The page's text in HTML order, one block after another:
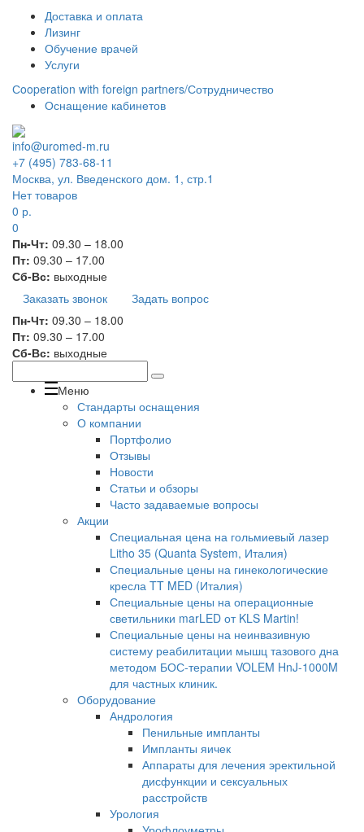
Доставка и оплата
Лизинг
Обучение врачей
Услуги
Сooperation with foreign partners/Сотрудничество
Оснащение кабинетов
info@uromed-m.ru
+7 (495) 783-68-11
Москва, ул. Введенского дом. 1, стр.1
Нет товаров
0 р.
0
Пн-Чт: 09.30 – 18.00
Пт: 09.30 – 17.00
Сб-Вс: выходные
Заказать звонок
Задать вопрос
Пн-Чт: 09.30 – 18.00
Пт: 09.30 – 17.00
Сб-Вс: выходные
Меню
Стандарты оснащения
О компании
Портфолио
Отзывы
Новости
Статьи и обзоры
Часто задаваемые вопросы
Акции
Специальная цена на гольмиевый лазер
Litho 35 (Quanta System, Италия)
Специальные цены на гинекологические
кресла TT MED (Италия)
Специальные цены на операционные
светильники marLED от KLS Martin!
Специальные цены на неинвазивную
систему реабилитации мышц тазового дна
методом БОС-терапии VOLEM HnJ-1000M
для частных клиник.
Оборудование
Андрология
Пенильные импланты
Импланты яичек
Аппараты для лечения эректильной
дисфункции и сексуальных
расстройств
Урология